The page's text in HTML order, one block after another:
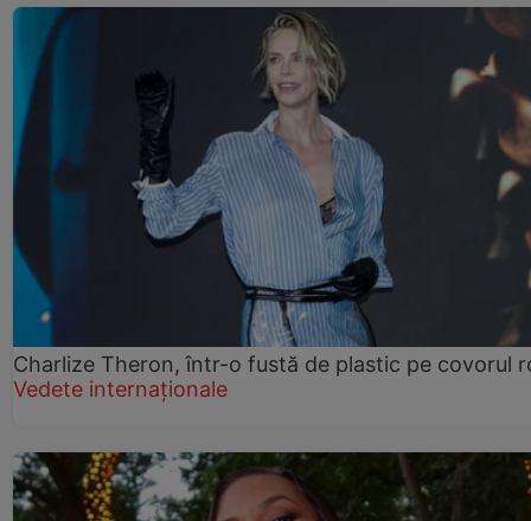
Charlize Theron, într-o fustă de plastic pe covorul
Vedete internaționale